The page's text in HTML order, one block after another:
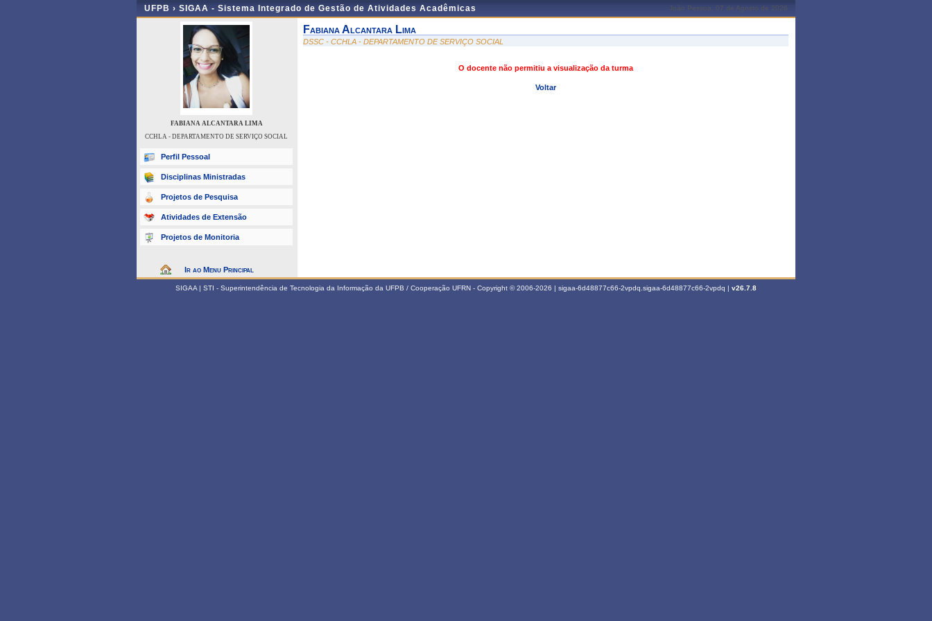
UFPB › SIGAA - Sistema Integrado de Gestão de Atividades Acadêmicas João Pessoa, 07 de Agosto de 2026
FABIANA ALCANTARA LIMA
CCHLA - DEPARTAMENTO DE SERVIÇO SOCIAL
Perfil Pessoal
Disciplinas Ministradas
Projetos de Pesquisa
Atividades de Extensão
Projetos de Monitoria
Ir ao Menu Principal
Fabiana Alcantara Lima
DSSC - CCHLA - DEPARTAMENTO DE SERVIÇO SOCIAL
O docente não permitiu a visualização da turma
Voltar
SIGAA | STI - Superintendência de Tecnologia da Informação da UFPB / Cooperação UFRN - Copyright © 2006-2026 | sigaa-6d48877c66-2vpdq.sigaa-6d48877c66-2vpdq | v26.7.8